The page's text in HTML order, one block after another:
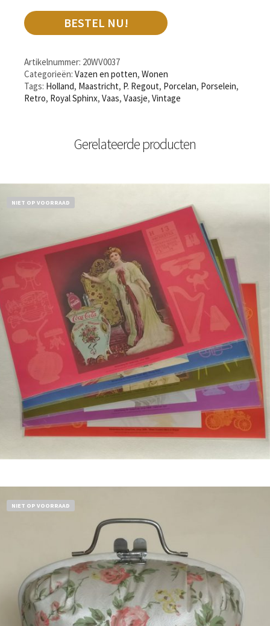
BESTEL NU!
Artikelnummer: 20WV0037
Categorieën: Vazen en potten, Wonen
Tags: Holland, Maastricht, P. Regout, Porcelan, Porselein,
Retro, Royal Sphinx, Vaas, Vaasje, Vintage
Gerelateerde producten
NIET OP VOORRAAD
NIET OP VOORRAAD